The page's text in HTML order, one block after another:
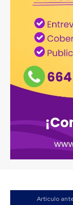
Artículo